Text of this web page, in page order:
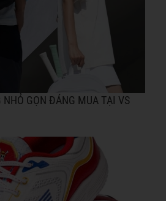
NHỎ GỌN ĐÁNG MUA TẠI VS